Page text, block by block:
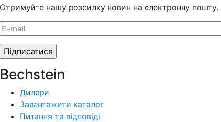
Отримуйте нашу розсилку новин на електронну пошту.
Bechstein
Дилери
Завантажити каталог
Питання та відповіді